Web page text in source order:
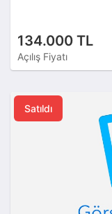
134.000 TL
Açılış Fiyatı
Satıldı